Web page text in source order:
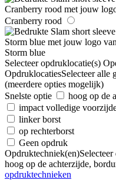
Cranberry rood
Storm blue
Selecteer opdruklocatie(s)
OpdruklocatiesSelecteer alle
(meerdere opties mogelijk)
Snelste optie
hoog op de
impact volledige
linker borst
op rechterborst
Geen opdruk
Opdruktechniek(en)
hoog op de achterzijde,
opdruktechnieken